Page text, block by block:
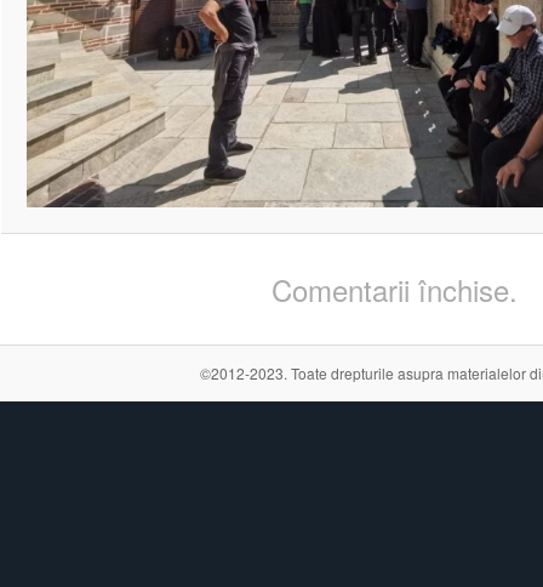
Comentarii închise.
©2012-2023. Toate drepturile asupra materialelor